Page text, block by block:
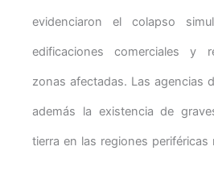
evidenciaron el colapso
edificaciones comerciales y
zonas afectadas. Las agencias
además la existencia de
tierra en las regiones periféricas